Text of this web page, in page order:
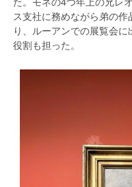
ス支社に務めながら弟の
り、ルーアンでの展覧会
役割も担った。